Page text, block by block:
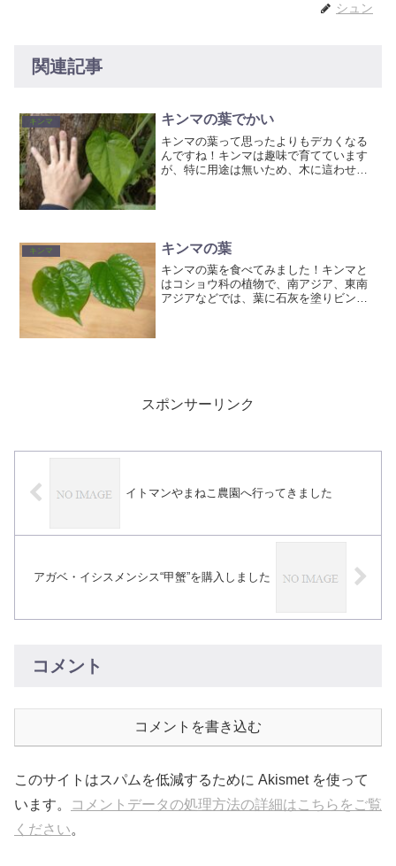
シュン
関連記事
キンマ キンマの葉でかい
キンマの葉って思ったよりもデカくなる
んですね！キンマは趣味で育てています
が、特に用途は無いため、木に這わせて
キンマ キンマの葉
キンマの葉を食べてみました！キンマと
はコショウ科の植物で、南アジア、東南
アジアなどでは、葉に石灰を塗りビンロ
スポンサーリンク
イトマンやまねこ農園へ行ってきました
アガベ・イシスメンシス“甲蟹”を購入しました
コメント
コメントを書き込む
このサイトはスパムを低減するために Akismet を使って
います。
コメントデータの処理方法の詳細はこちらをご覧
ください。